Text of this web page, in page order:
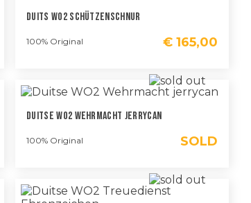
Duits WO2 Schützenschnur
100% Original € 165,00
Duitse WO2 Wehrmacht Jerrycan
100% Original SOLD